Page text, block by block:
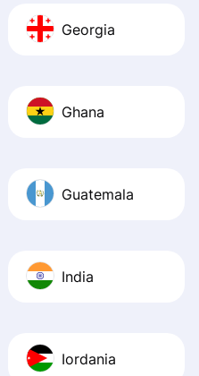
Georgia
Ghana
Guatemala
India
Iordania